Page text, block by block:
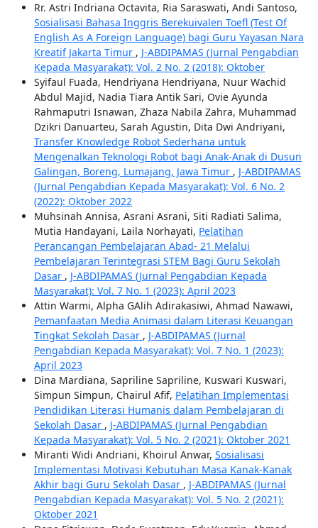
Rr. Astri Indriana Octavita, Ria Saraswati, Andi Santoso,
Sosialisasi Bahasa Inggris Berekuivalen Toefl (Test Of
English As A Foreign Language) bagi Guru Yayasan Nara
Kreatif Jakarta Timur , J-ABDIPAMAS (Jurnal Pengabdian
Kepada Masyarakat): Vol. 2 No. 2 (2018): Oktober
Syifaul Fuada, Hendriyana Hendriyana, Nuur Wachid
Abdul Majid, Nadia Tiara Antik Sari, Ovie Ayunda
Rahmaputri Isnawan, Zhaza Nabila Zahra, Muhammad
Dzikri Danuarteu, Sarah Agustin, Dita Dwi Andriyani,
Transfer Knowledge Robot Sederhana untuk
Mengenalkan Teknologi Robot bagi Anak-Anak di Dusun
Galingan, Boreng, Lumajang, Jawa Timur , J-ABDIPAMAS
(Jurnal Pengabdian Kepada Masyarakat): Vol. 6 No. 2
(2022): Oktober 2022
Muhsinah Annisa, Asrani Asrani, Siti Radiati Salima,
Mutia Handayani, Laila Norhayati, Pelatihan
Perancangan Pembelajaran Abad- 21 Melalui
Pembelajaran Terintegrasi STEM Bagi Guru Sekolah
Dasar , J-ABDIPAMAS (Jurnal Pengabdian Kepada
Masyarakat): Vol. 7 No. 1 (2023): April 2023
Attin Warmi, Alpha GAlih Adirakasiwi, Ahmad Nawawi,
Pemanfaatan Media Animasi dalam Literasi Keuangan
Tingkat Sekolah Dasar , J-ABDIPAMAS (Jurnal
Pengabdian Kepada Masyarakat): Vol. 7 No. 1 (2023):
April 2023
Dina Mardiana, Sapriline Sapriline, Kuswari Kuswari,
Simpun Simpun, Chairul Afif, Pelatihan Implementasi
Pendidikan Literasi Humanis dalam Pembelajaran di
Sekolah Dasar , J-ABDIPAMAS (Jurnal Pengabdian
Kepada Masyarakat): Vol. 5 No. 2 (2021): Oktober 2021
Miranti Widi Andriani, Khoirul Anwar, Sosialisasi
Implementasi Motivasi Kebutuhan Masa Kanak-Kanak
Akhir bagi Guru Sekolah Dasar , J-ABDIPAMAS (Jurnal
Pengabdian Kepada Masyarakat): Vol. 5 No. 2 (2021):
Oktober 2021